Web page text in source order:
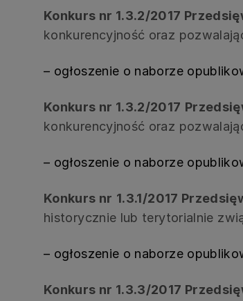
Konkurs nr 1.3.2/2017
konkurencyjność oraz
– ogłoszenie o naborze
Konkurs nr 1.3.2/2017
konkurencyjność oraz
– ogłoszenie o naborze
Konkurs nr 1.3.1/2017
historycznie lub terytorialnie
– ogłoszenie o naborze
Konkurs nr 1.3.3/2017